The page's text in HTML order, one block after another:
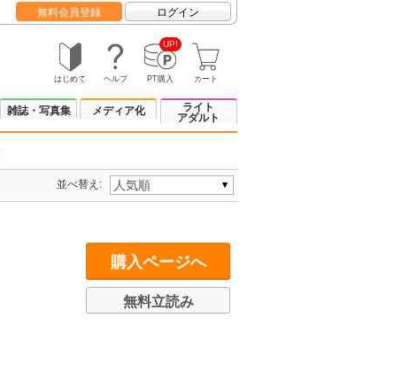
無料会員登録 ログイン
はじめて ヘルプ
UP!
PT購入 カート
雑誌・写真集 メディア化
ライト
アダルト
並べ替え:
購入ページへ
無料立読み